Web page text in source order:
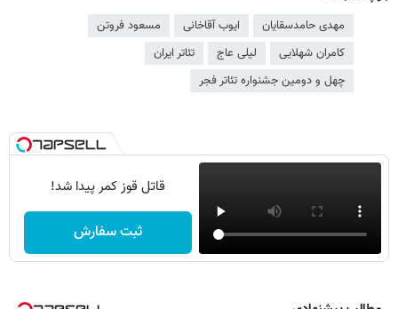
مهدی حامدسقایان ایوب آقاخانی
مسعود فروتن
کامران شهلایی
لیلی عاج
تئاتر ایران
چهل و دومین جشنواره تئاتر فجر
قاتل قوز کمر پیدا شد!
ثبت سفارش